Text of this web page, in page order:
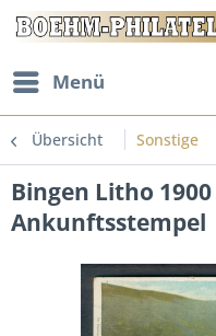
Menü
Übersicht Sonstige
Bingen Litho
Ankunftsstempel